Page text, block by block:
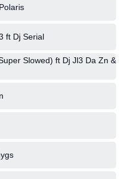
ft Dj Serial
Slowed) ft Dj Jl3 Da Zn &